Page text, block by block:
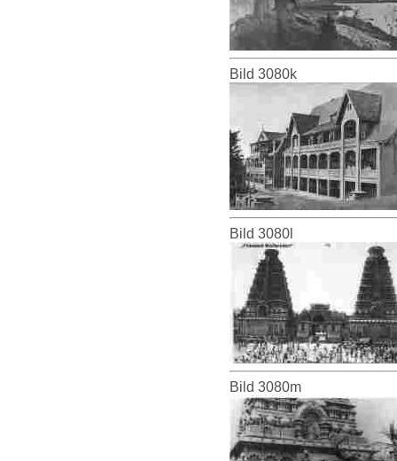
Bild 3080k
Bild 3080l
Bild 3080m